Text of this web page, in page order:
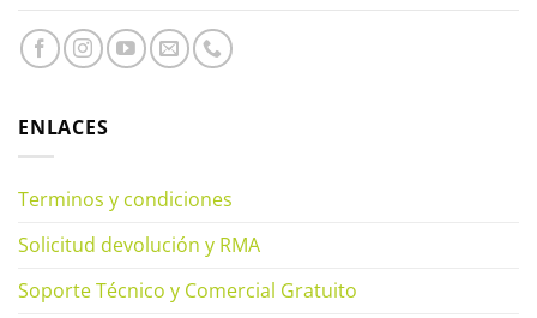
ENLACES
Terminos y condiciones
Solicitud devolución y RMA
Soporte Técnico y Comercial Gratuito